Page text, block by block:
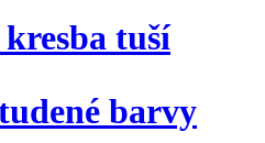
tuší
barvy